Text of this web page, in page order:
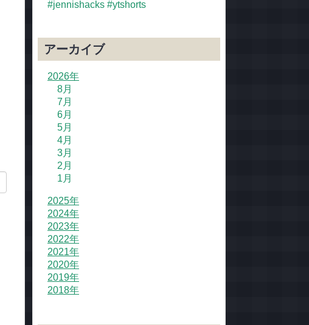
#jennishacks #ytshorts
アーカイブ
2026年
8月
7月
6月
5月
4月
3月
2月
1月
2025年
2024年
2023年
2022年
2021年
2020年
2019年
2018年